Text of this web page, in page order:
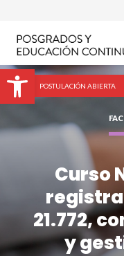
Abrir barra de
Pregunta
POSTULACIÓN ABIERTA
Curso
21.772,
y